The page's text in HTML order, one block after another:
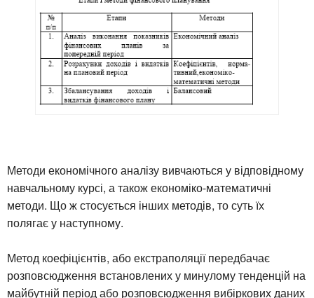
Методи економічного аналізу вивчаються у відповідному
навчальному курсі, а також економіко-математичні
методи. Що ж стосується інших методів, то суть їх
полягає у наступному.
Метод коефіцієнтів, або екстраполяції передбачає
розповсюдження встановлених у минулому тенденцій на
майбутній період або розповсюдження вибіркових даних